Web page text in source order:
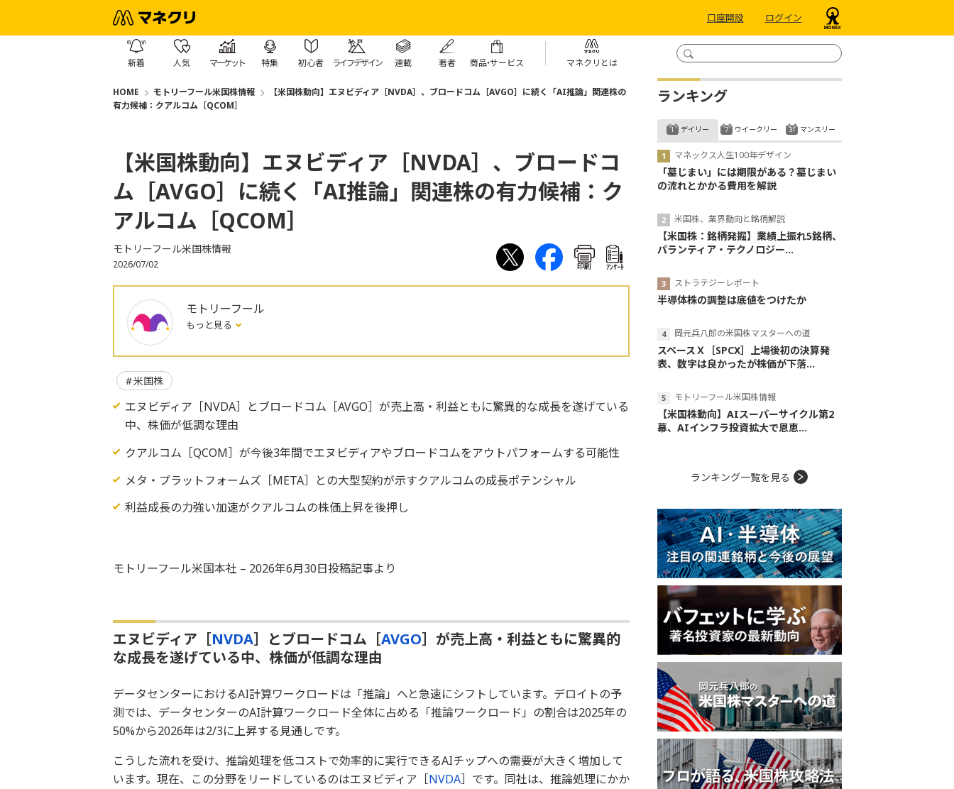
口座開設 ログイン
新着 人気 マーケット 特集 初心者 ライフデザイン 連載 著者 商品・サービス マネクリとは
HOME モトリーフール米国株情報
【米国株動向】エヌビディア［NVDA］、ブロードコム［AVGO］に続く「AI推論」関連株の
有力候補：クアルコム［QCOM］
【米国株動向】エヌビディア［NVDA］、ブロードコ
ム［AVGO］に続く「AI推論」関連株の有力候補：ク
アルコム［QCOM］
モトリーフール米国株情報
2026/07/02 印刷 ｱﾝｹｰﾄ
モトリーフール
もっと見る
米国株
エヌビディア［NVDA］とブロードコム［AVGO］が売上高・利益ともに驚異的な成長を遂げている
中、株価が低調な理由
クアルコム［QCOM］が今後3年間でエヌビディアやブロードコムをアウトパフォームする可能性
メタ・プラットフォームズ［META］との大型契約が示すクアルコムの成長ポテンシャル
利益成長の力強い加速がクアルコムの株価上昇を後押し
モトリーフール米国本社 – 2026年6月30日投稿記事より
エヌビディア［NVDA］とブロードコム［AVGO］が売上高・利益ともに驚異的
な成長を遂げている中、株価が低調な理由
データセンターにおけるAI計算ワークロードは「推論」へと急速にシフトしています。デロイトの予
測では、データセンターのAI計算ワークロード全体に占める「推論ワークロード」の割合は2025年の
50%から2026年は2/3に上昇する見通しです。
こうした流れを受け、推論処理を低コストで効率的に実行できるAIチップへの需要が大きく増加して
います。現在、この分野をリードしているのはエヌビディア［NVDA］です。同社は、推論処理にかか
ランキング
デイリー
マネックス人生100年デザイン
「墓じまい」には期限がある？墓じまい
の流れとかかる費用を解説
米国株、業界動向と銘柄解説
【米国株：銘柄発掘】業績上振れ5銘柄、
パランティア・テクノロジー...
ストラテジーレポート
半導体株の調整は底値をつけたか
岡元兵八郎の米国株マスターへの道
スペースＸ［SPCX］上場後初の決算発
表、数字は良かったが株価が下落...
モトリーフール米国株情報
【米国株動向】AIスーパーサイクル第2
幕、AIインフラ投資拡大で恩恵...
ウイークリー マンスリー
ランキング一覧を見る